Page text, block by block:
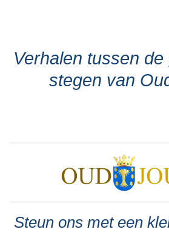
Verhalen tussen
stegen van
Steun ons met een